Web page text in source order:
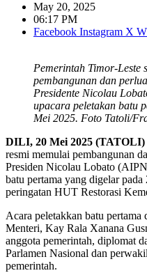
May 20, 2025
06:17 PM
Facebook Instagram X
Pemerintah Timor-Leste
pembangunan dan
Presidente Nicolau
upacara peletakan batu
Mei 2025. Foto Tatoli/
DILI, 20 Mei 2025
resmi memulai pembangunan
Presiden Nicolau Lobato
batu pertama yang digelar
peringatan HUT Restorasi
Acara peletakkan batu
Menteri, Kay Rala Xanana
anggota pemerintah, diplomat
Parlamen Nasional dan
pemerintah.